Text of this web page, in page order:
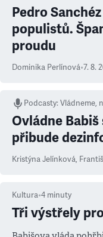
Pedro
populistů.
proudu
Dominika Perlínová•7. 8.
Podcasty:Vládneme,
Ovládne
přibude
Kristýna Jelínková,
Kultura•4 minuty
Tři výstřely